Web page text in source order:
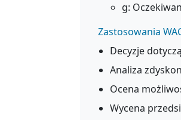
g:
Zastosowania
Decyzje
Analiza
Ocena
Wycena